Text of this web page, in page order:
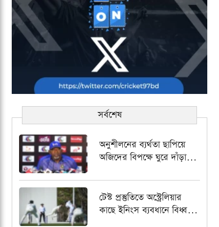
সর্বশেষ
অনুশীলনের ব্যর্থতা ছাপিয়ে
অজিদের বিপক্ষে ঘুরে দাঁড়াতে
টেস্ট প্রস্তুতিতে অস্ট্রেলিয়ার
কাছে ইনিংস ব্যবধানে বিধ্বস্ত